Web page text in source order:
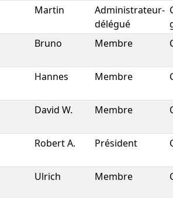
Martin
Administrateur-
délégué
Bruno Membre
Hannes Membre
David W. Membre
Robert A. Président
Ulrich Membre